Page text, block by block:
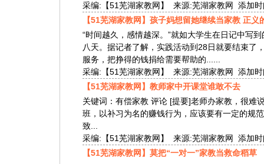
采编:【51芜湖家教网】 来源:芜湖家教网 添加
【51芜湖家教网】孩子妈想留她继续当家教 正义
“时间越久，感情越深。”就如大学生在日记中写
八天。据记者了解，实践活动到28日就要结束了
服务，把挣得的钱捐给需要帮助的......
采编:【51芜湖家教网】 来源:芜湖家教网 添加
【51芜湖家教网】教师家中开课堂谁敢不去
关键词：有偿家教 评论 [提要]老师办家教，很难
班，以补习为名的赚钱行为，应该要有一定的
致...
采编:【51芜湖家教网】 来源:芜湖家教网 添加
【51芜湖家教网】莫把“一对一”家教当救命稻草